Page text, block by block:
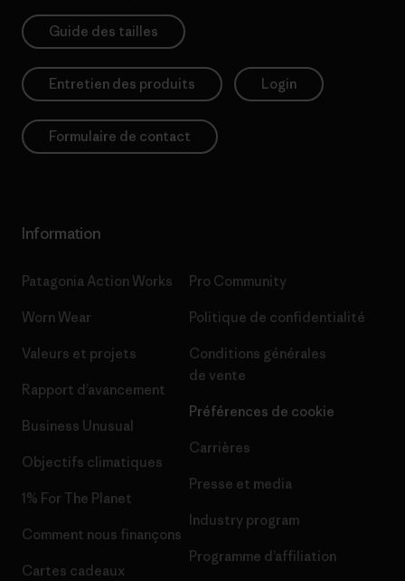
Guide des tailles
Entretien des produits Login
Formulaire de contact
Information
Patagonia Action Works
Worn Wear
Valeurs et projets
Rapport d’avancement
Business Unusual
Objectifs climatiques
1% For The Planet
Comment nous finançons
Cartes cadeaux
Pro Community
Politique de confidentialité
Conditions générales
de vente
Préférences de cookie
Carrières
Presse et media
Industry program
Programme d’affiliation